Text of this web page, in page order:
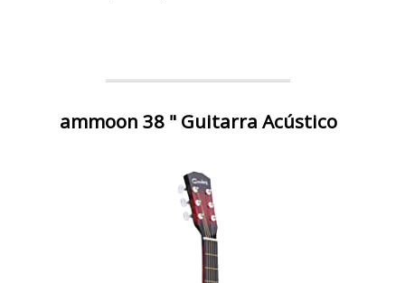
ammoon 38 " Guitarra Acústico